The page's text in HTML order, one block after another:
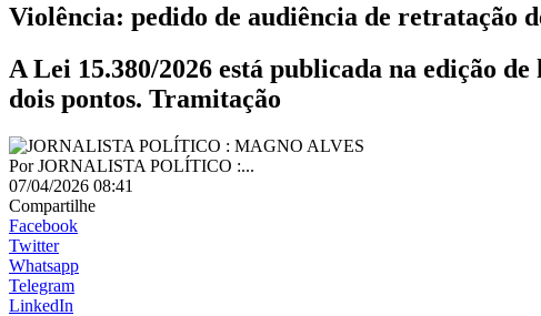
Violência: pedido de audiência de retratação
A Lei 15.380/2026 está publicada na edição
dois pontos. Tramitação
PorJORNALISTA POLÍTICO :...
07/04/2026 08:41
Compartilhe
Facebook
Twitter
Whatsapp
Telegram
LinkedIn